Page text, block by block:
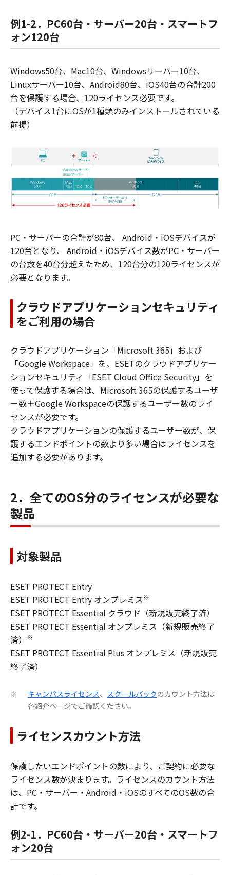
例1-2．PC60台・サーバー20台・スマートフ
ォン120台
Windows50台、Mac10台、Windowsサーバー10台、
Linuxサーバー10台、Android80台、iOS40台の合計200
台を保護する場合、120ライセンス必要です。
（デバイス1台にOSが1種類のみインストールされている
前提）
PC・サーバーの合計が80台、 Android・iOSデバイスが
120台となり、 Android・iOSデバイス数がPC・サーバー
の台数を40台分超えたため、120台分の120ライセンスが
必要となります。
クラウドアプリケーションセキュリティ
をご利用の場合
クラウドアプリケーション「Microsoft 365」および
「Google Workspace」を、ESETのクラウドアプリケー
ションセキュリティ「ESET Cloud Office Security」を
使って保護する場合は、Microsoft 365の保護するユーザ
ー数＋Google Workspaceの保護するユーザー数のライ
センスが必要です。
クラウドアプリケーションの保護するユーザー数が、保
護するエンドポイントの数より多い場合はライセンスを
追加する必要があります。
2．全てのOS分のライセンスが必要な
製品
対象製品
ESET PROTECT Entry
ESET PROTECT Entry オンプレミス※
ESET PROTECT Essential クラウド（新規販売終了済）
ESET PROTECT Essential オンプレミス（新規販売終了
済）
※
ESET PROTECT Essential Plus オンプレミス（新規販売
終了済）
※ キャンパスライセンス、 スクールパックのカウント方法は
各紹介ページでご確認ください。
ライセンスカウント方法
保護したいエンドポイントの数により、ご契約に必要な
ライセンス数が決まります。ライセンスのカウント方法
は、PC・サーバー・Android・iOSのすべてのOS数の合
計です。
例2-1．PC60台・サーバー20台・スマートフ
ォン20台